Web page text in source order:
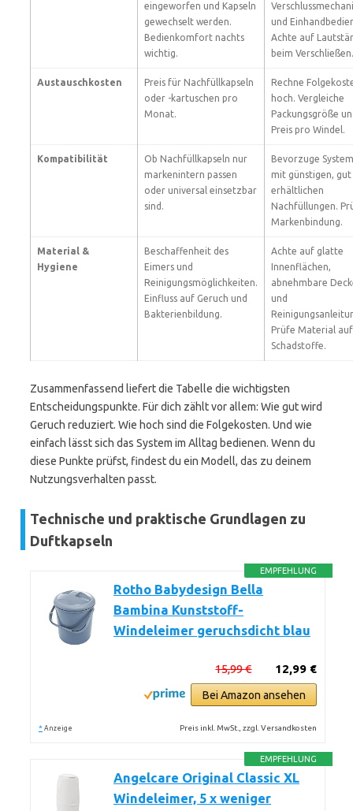
eingeworfen und Kapseln
gewechselt werden.
Bedienkomfort nachts
wichtig.
und
Achte auf
beim Verschließen.
Austauschkosten
Preis für Nachfüllkapseln
oder -kartuschen pro
Monat.
Rechne
hoch. Vergleiche
Packungsgröße
Preis pro Windel.
Kompatibilität
Ob Nachfüllkapseln nur
markenintern passen
oder universal einsetzbar
sind.
Bevorzuge
mit günstigen, gut
erhältlichen
Nachfüllungen.
Markenbindung.
Material &
Hygiene
Beschaffenheit des
Eimers und
Reinigungsmöglichkeiten.
Einfluss auf Geruch und
Bakterienbildung.
Achte auf glatte
Innenflächen,
abnehmbare
und
Prüfe Material auf
Schadstoffe.
Zusammenfassend liefert die Tabelle die wichtigsten
Entscheidungspunkte. Für dich zählt vor allem: Wie gut wird
Geruch reduziert. Wie hoch sind die Folgekosten. Und wie
einfach lässt sich das System im Alltag bedienen. Wenn du
diese Punkte prüfst, findest du ein Modell, das zu deinem
Nutzungsverhalten passt.
Technische und praktische Grundlagen zu
Duftkapseln
EMPFEHLUNG
Rotho Babydesign Bella
Bambina Kunststoff-
Windeleimer geruchsdicht blau
12,99 €
15,99 €
Bei Amazon ansehen
* Anzeige Preis inkl. MwSt., zzgl. Versandkosten
EMPFEHLUNG
Angelcare Original Classic XL
Windeleimer, 5 x weniger